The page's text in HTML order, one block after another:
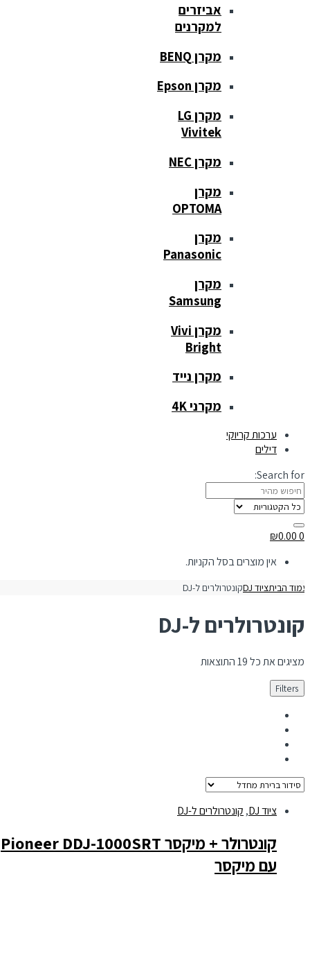
אביזרים
למקרנים
מקרן BENQ
מקרן Epson
מקרן LG
Vivitek
מקרן NEC
מקרן
OPTOMA
מקרן
Panasonic
מקרן
Samsung
מקרן Vivi
Bright
מקרן נייד
מקרני 4K
ערכות קריוקי
דילים
Search for:
₪0.00
אין מוצרים בסל הקניות.
הביתציוד DJ קונטרולרים ל-DJ
קונטרולרים ל-DJ
מציגים את כל ⁦19⁩ התוצאות
Filters
ציוד DJ ,קונטרולרים ל-DJ
קונטרולר + מיקסר Pioneer DDJ-1000SRT
עם מיקסר